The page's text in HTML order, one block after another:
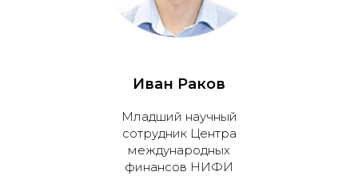
Иван Раков
Младший научный
сотрудник Центра
международных
финансов НИФИ